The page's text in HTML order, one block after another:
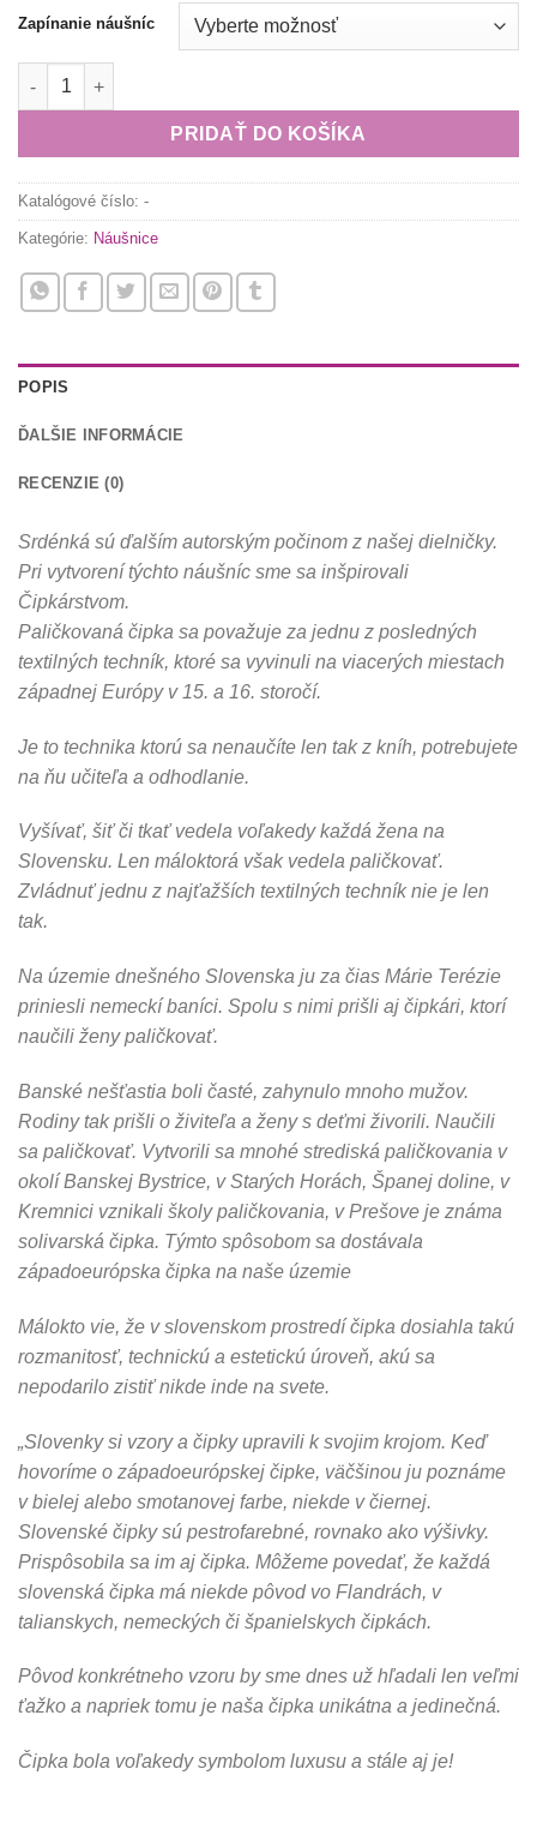
85.00 €
Zapínanie náušníc
množstvo Srdénka | červeno-strieborné čipkované, ľudové
PRIDAŤ DO KOŠÍKA
Katalógové číslo: -
Kategórie: Náušnice
POPIS
ĎALŠIE INFORMÁCIE
RECENZIE (0)
Srdénká sú ďalším autorským počinom z našej dielničky.
Pri vytvorení týchto náušníc sme sa inšpirovali
Čipkárstvom.
Paličkovaná čipka sa považuje za jednu z posledných
textilných techník, ktoré sa vyvinuli na viacerých miestach
západnej Európy v 15. a 16. storočí.
Je to technika ktorú sa nenaučíte len tak z kníh, potrebujete
na ňu učiteľa a odhodlanie.
Vyšívať, šiť či tkať vedela voľakedy každá žena na
Slovensku. Len máloktorá však vedela paličkovať.
Zvládnuť jednu z najťažších textilných techník nie je len
tak.
Na územie dnešného Slovenska ju za čias Márie Terézie
priniesli nemeckí baníci. Spolu s nimi prišli aj čipkári, ktorí
naučili ženy paličkovať.
Banské nešťastia boli časté, zahynulo mnoho mužov.
Rodiny tak prišli o živiteľa a ženy s deťmi živorili. Naučili
sa paličkovať. Vytvorili sa mnohé strediská paličkovania v
okolí Banskej Bystrice, v Starých Horách, Španej doline, v
Kremnici vznikali školy paličkovania, v Prešove je známa
solivarská čipka. Týmto spôsobom sa dostávala
západoeurópska čipka na naše územie
Málokto vie, že v slovenskom prostredí čipka dosiahla takú
rozmanitosť, technickú a estetickú úroveň, akú sa
nepodarilo zistiť nikde inde na svete.
„Slovenky si vzory a čipky upravili k svojim krojom. Keď
hovoríme o západoeurópskej čipke, väčšinou ju poznáme
v bielej alebo smotanovej farbe, niekde v čiernej.
Slovenské čipky sú pestrofarebné, rovnako ako výšivky.
Prispôsobila sa im aj čipka. Môžeme povedať, že každá
slovenská čipka má niekde pôvod vo Flandrách, v
talianskych, nemeckých či španielskych čipkách.
Pôvod konkrétneho vzoru by sme dnes už hľadali len veľmi
ťažko a napriek tomu je naša čipka unikátna a jedinečná.
Čipka bola voľakedy symbolom luxusu a stále aj je!